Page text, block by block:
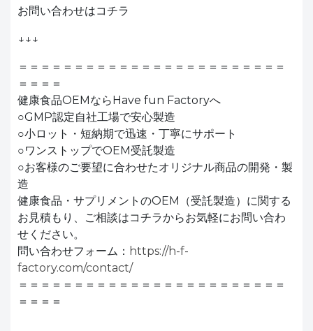
お問い合わせはコチラ
↓↓↓
＝＝＝＝＝＝＝＝＝＝＝＝＝＝＝＝＝＝＝＝＝＝＝＝
＝＝＝＝
健康食品OEMならHave fun Factoryへ
○GMP認定自社工場で安心製造
○小ロット・短納期で迅速・丁寧にサポート
○ワンストップでOEM受託製造
○お客様のご要望に合わせたオリジナル商品の開発・製
造
健康食品・サプリメントのOEM（受託製造）に関する
お見積もり、ご相談はコチラからお気軽にお問い合わ
せください。
問い合わせフォーム： https://h-f-
factory.com/contact/
＝＝＝＝＝＝＝＝＝＝＝＝＝＝＝＝＝＝＝＝＝＝＝＝
＝＝＝＝